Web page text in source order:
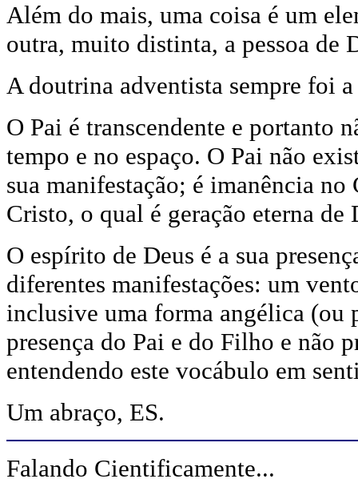
Além do mais, uma coisa é um
outra, muito distinta, a pessoa de
A doutrina adventista sempre foi
O Pai é transcendente e portanto
tempo e no espaço. O Pai não
sua manifestação; é imanência no
Cristo, o qual é geração eterna de
O espírito de Deus é a sua
diferentes manifestações: um
inclusive uma forma angélica (ou
presença do Pai e do Filho e não
entendendo este vocábulo em
Um abraço, ES.
Falando Cientificamente...